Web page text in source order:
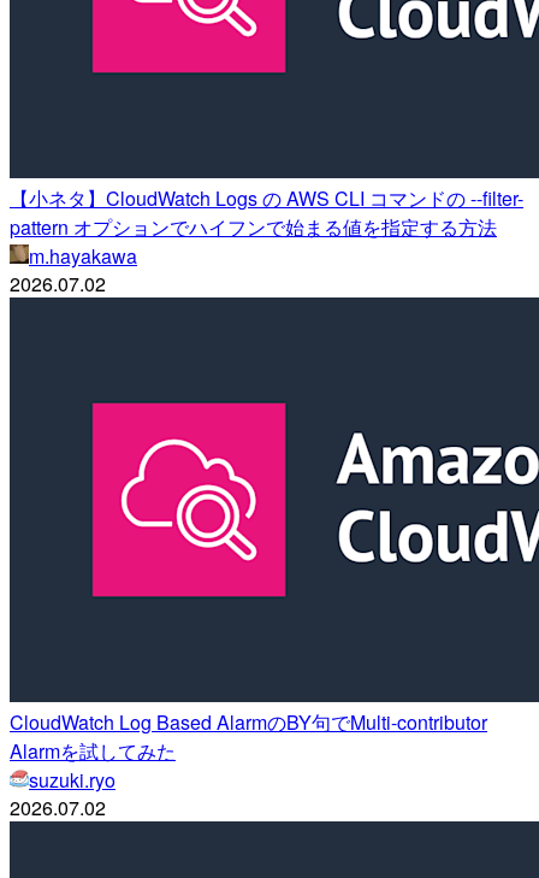
【小ネタ】CloudWatch Logs の AWS CLI コマンドの --filter-
pattern オプションでハイフンで始まる値を指定する方法
m.hayakawa
2026.07.02
CloudWatch Log Based AlarmのBY句でMulti-contributor
Alarmを試してみた
suzuki.ryo
2026.07.02